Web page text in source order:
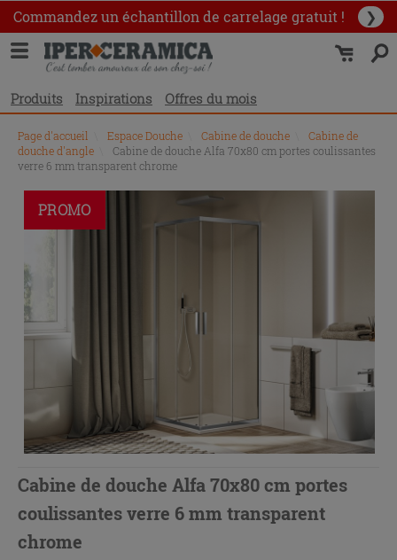
Commandez un échantillon de carrelage gratuit ! ❯
Produits Inspirations Offres du mois
Page d'accueil Espace Douche Cabine de douche
Cabine de
douche d'angle
Cabine de douche Alfa 70x80 cm portes coulissantes
verre 6 mm transparent chrome
PROMO
Cabine de douche Alfa 70x80 cm portes
coulissantes verre 6 mm transparent
chrome